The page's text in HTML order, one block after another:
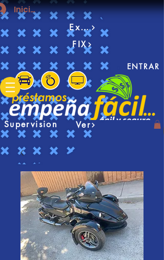
Iniciar sesión
Examen
FIX
ENTRAR
Supervision Ver